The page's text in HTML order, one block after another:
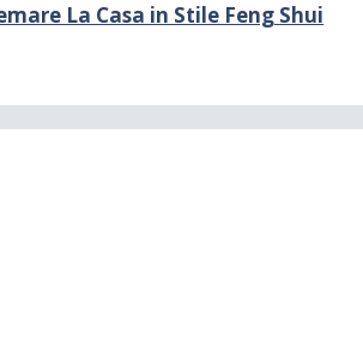
La Casa in Stile Feng Shui